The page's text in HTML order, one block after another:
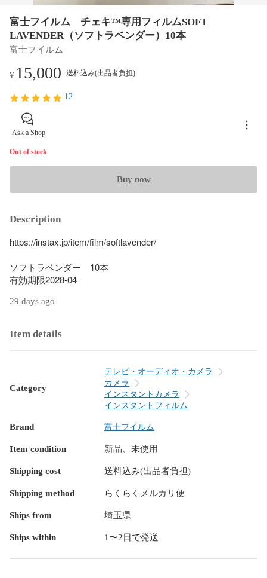
富士フイルム チェキ™専用フィルムSOFT
LAVENDER（ソフトラベンダー）10本
富士フイルム
¥ 15,000 送料込み(出品者負担)
12
Ask a Shop
Out of stock
Buy now
Description
https://instax.jp/item/film/softlavender/
ソフトラベンダー　10本
有効期限2028-04
29 days ago
Item details
Category
テレビ・オーディオ・カメラ
カメラ
インスタントカメラ
インスタントフィルム
Brand 富士フイルム
Item condition 新品、未使用
Shipping cost 送料込み(出品者負担)
Shipping method らくらくメルカリ便
Ships from 埼玉県
Ships within 1〜2日で発送